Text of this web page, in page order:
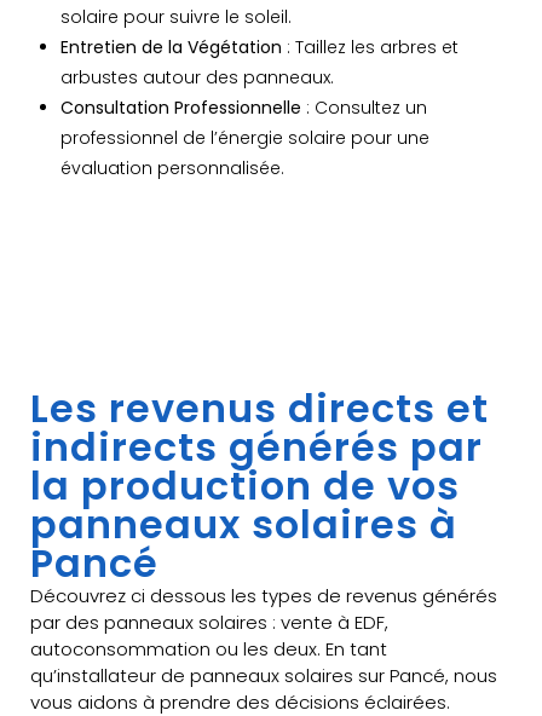
solaire pour suivre le soleil.
Entretien de la Végétation : Taillez les arbres et
arbustes autour des panneaux.
Consultation Professionnelle : Consultez un
professionnel de l’énergie solaire pour une
évaluation personnalisée.
Les revenus directs et
indirects générés par
la production de vos
panneaux solaires à
Pancé
Découvrez ci dessous les types de revenus générés
par des panneaux solaires : vente à EDF,
autoconsommation ou les deux. En tant
qu’installateur de panneaux solaires sur Pancé, nous
vous aidons à prendre des décisions éclairées.